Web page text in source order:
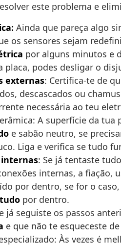
este problema e
Ainda que pareça algo
os sensores sejam
por alguns minutos e
placa, podes desligar o
externas: Certifica-te de
descascados ou
necessária ao teu
A superfície da
e sabão neutro, se
Liga e verifica se tudo
: Se já tentaste
internas, a
por dentro, se for o
por dentro.
já seguiste os passos
e que não te esqueceste
Às vezes é